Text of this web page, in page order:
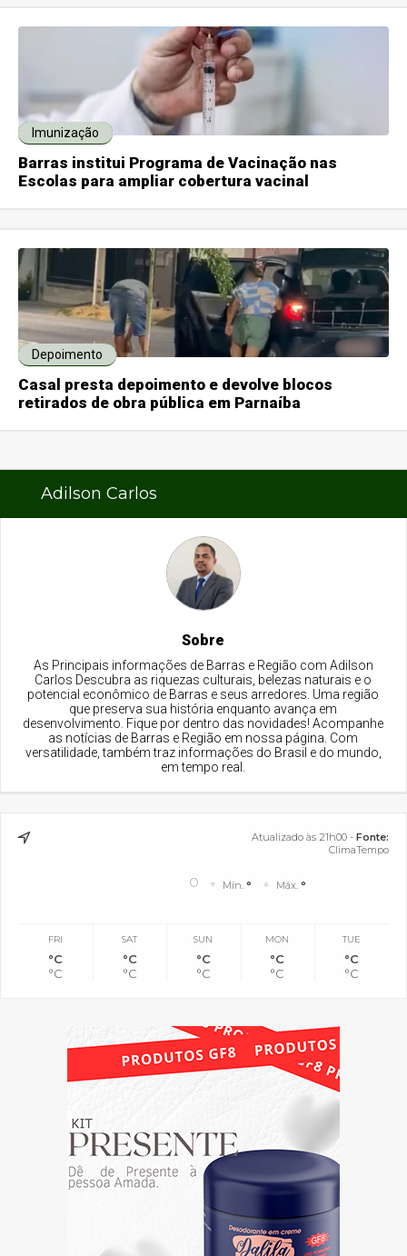
Imunização
Barras institui Programa de Vacinação nas
Escolas para ampliar cobertura vacinal
Depoimento
Casal presta depoimento e devolve blocos
retirados de obra pública em Parnaíba
Adilson Carlos
Sobre
As Principais informações de Barras e Região com Adilson
Carlos Descubra as riquezas culturais, belezas naturais e o
potencial econômico de Barras e seus arredores. Uma região
que preserva sua história enquanto avança em
desenvolvimento. Fique por dentro das novidades! Acompanhe
as notícias de Barras e Região em nossa página. Com
versatilidade, também traz informações do Brasil e do mundo,
em tempo real.
Atualizado às 21h00 - Fonte:
ClimaTempo
° Mín.° Máx.°
FRI
°C
°C
SAT
°C
°C
SUN
°C
°C
MON
°C
°C
TUE
°C
°C